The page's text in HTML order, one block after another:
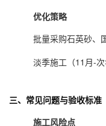
优化策略
批量采购石英砂、
淡季施工（11月-
三、常见问题与验收标准
施工风险点